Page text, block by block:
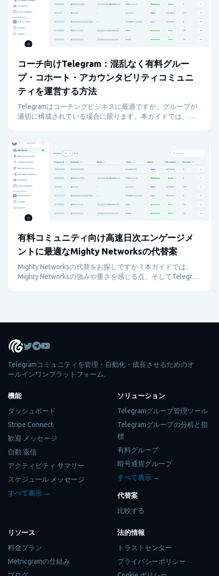
コーチ向けTelegram：混乱なく有料グルー
プ・コホート・アカウンタビリティコミュニ
ティを運営する方法
Telegramはコーチングビジネスに最適ですが、グループが
適切に構成されている場合に限ります。本ガイドでは、コ
る方法を解説します。
有料コミュニティ向け高速日次エンゲージメ
ントに最適なMighty Networksの代替案
Mighty Networksの代替をお探しですか？本ガイドでは、
Mighty Networksの強みや重さを感じる点、そしてTelegram
Telegramコミュニティを管理・自動化・成長させるためのオ
ールインワンプラットフォーム。
機能
ダッシュボード
Stripe Connect
歓迎 メッセージ
自動 返信
アクティビティ サマリー
スケジュール メッセージ
すべて表示 →
ソリューション
Telegramグループ管理ツール
Telegramグループの分析と指
標
有料グループ
暗号通貨グループ
すべて表示 →
代替案
比較する
リソース
料金プラン
Metricgramの仕組み
法的情報
トラストセンター
プライバシーポリシー